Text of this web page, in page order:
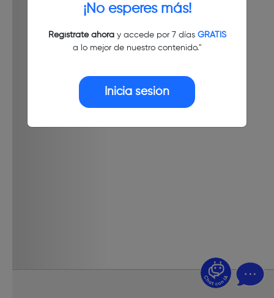
¡No esperes más!
Regístrate ahoray accede por 7 días GRATIS
a lo mejor de nuestro contenido."
Inicia sesión